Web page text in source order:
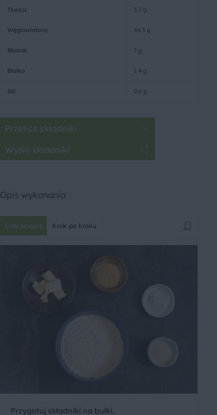
Tłuszcz 5.7 g
Węglowodany 44.5 g
Błonnik 7 g
Białko 1.4 g
Sól 0.6 g
Przelicz składniki
Wyślij składniki
Opis wykonania
Cały przepis Krok po kroku
Przygotuj składniki na bułki.